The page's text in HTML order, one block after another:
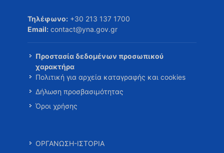
Τηλέφωνο: +30 213 137 1700
Email: contact@yna.gov.gr
Προστασία δεδομένων προσωπικού
χαρακτήρα
Πολιτική για αρχεία καταγραφής και cookies
Δήλωση προσβασιμότητας
Όροι χρήσης
ΟΡΓΑΝΩΣΗ-ΙΣΤΟΡΙΑ